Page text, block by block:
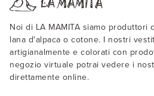
Noi di LA MAMITA siamo produttori
lana d'alpaca o cotone. I nostri
artigianalmente e colorati con
negozio virtuale potrai vedere i
direttamente online.